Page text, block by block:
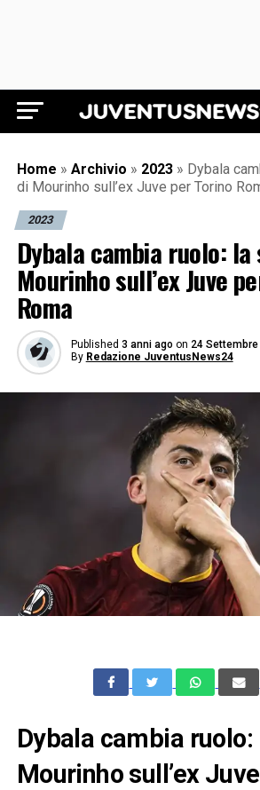
Juventus News
Home » Archivio » 2023 » Dybala
di Mourinho sull’ex Juve per Torino
2023
Dybala cambia ruolo:
Mourinho sull’ex Juve
Roma
Published 3 anni ago on 24 Settembre
By Redazione JuventusNews24
Dybala cambia
Mourinho sull’ex